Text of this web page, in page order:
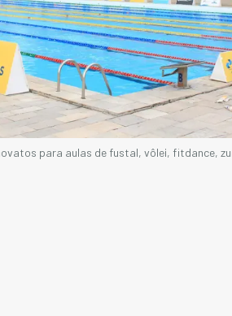
para aulas de fustal, vôlei, fitdance,